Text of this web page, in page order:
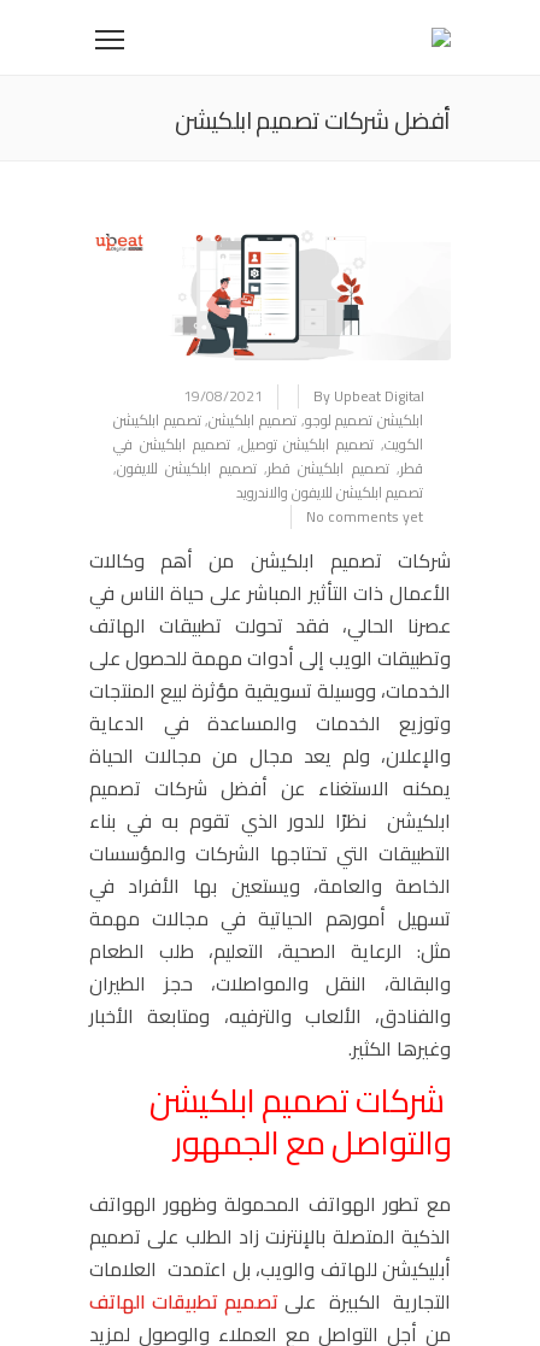
أفضل شركات تصميم ابلكيشن
19/08/2021 By Upbeat Digital
No comments yet
ابلكيشن تصميم لوجو,تصميم ابلكيشن,تصميم ابلكيشن
الكويت, تصميم ابلكيشن توصيل,تصميم ابلكيشن في
قطر,تصميم ابلكيشن قطر,تصميم ابلكيشن للايفون,
تصميم ابلكيشن للايفون والاندرويد
شركات تصميم ابلكيشن من أهم وكالات
الأعمال ذات التأثير المباشر على حياة الناس في
عصرنا الحالي، فقد تحولت تطبيقات الهاتف
وتطبيقات الويب إلى أدوات مهمة للحصول على
الخدمات، ووسيلة تسويقية مؤثرة لبيع المنتجات
وتوزيع الخدمات والمساعدة في الدعاية
والإعلان، ولم يعد مجال من مجالات الحياة
يمكنه الاستغناء عن أفضل شركات تصميم
ابلكيشن نظرًا للدور الذي تقوم به في بناء
التطبيقات التي تحتاجها الشركات والمؤسسات
الخاصة والعامة، ويستعين بها الأفراد في
تسهيل أمورهم الحياتية في مجالات مهمة
مثل: الرعاية الصحية، التعليم، طلب الطعام
والبقالة، النقل والمواصلات، حجز الطيران
والفنادق، الألعاب والترفيه، ومتابعة الأخبار
وغيرها الكثير.
شركات تصميم ابلكيشن
والتواصل مع الجمهور
مع تطور الهواتف المحمولة وظهور الهواتف
الذكية المتصلة بالإنترنت زاد الطلب على تصميم
أبليكيشن للهاتف والويب، بل اعتمدت العلامات
التجارية الكبيرة علىتصميم تطبيقات الهاتف
من أجل التواصل مع العملاء والوصول لمزيد